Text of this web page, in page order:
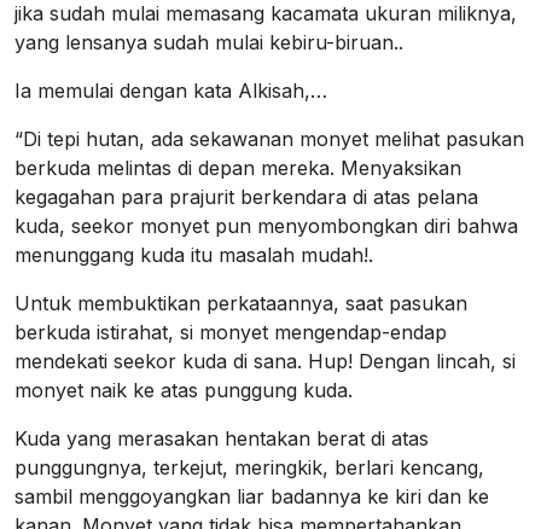
jika sudah mulai memasang kacamata ukuran miliknya,
yang lensanya sudah mulai kebiru-biruan..
Ia memulai dengan kata Alkisah,…
“Di tepi hutan, ada sekawanan monyet melihat pasukan
berkuda melintas di depan mereka. Menyaksikan
kegagahan para prajurit berkendara di atas pelana
kuda, seekor monyet pun menyombongkan diri bahwa
menunggang kuda itu masalah mudah!.
Untuk membuktikan perkataannya, saat pasukan
berkuda istirahat, si monyet mengendap-endap
mendekati seekor kuda di sana. Hup! Dengan lincah, si
monyet naik ke atas punggung kuda.
Kuda yang merasakan hentakan berat di atas
punggungnya, terkejut, meringkik, berlari kencang,
sambil menggoyangkan liar badannya ke kiri dan ke